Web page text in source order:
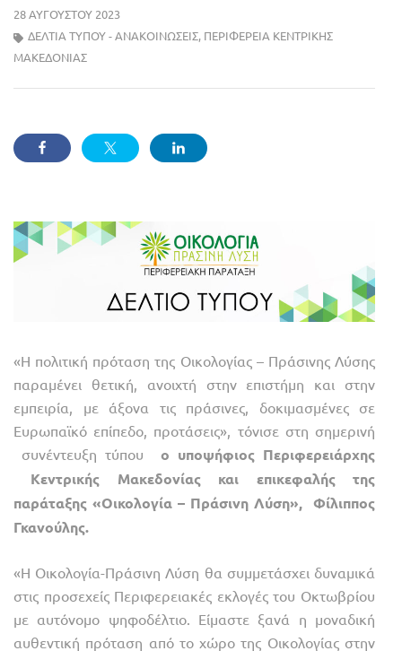
28 ΑΥΓΟΎΣΤΟΥ 2023
ΔΕΛΤΊΑ ΤΎΠΟΥ - ΑΝΑΚΟΙΝΏΣΕΙΣ, ΠΕΡΙΦΈΡΕΙΑ ΚΕΝΤΡΙΚΉΣ
ΜΑΚΕΔΟΝΊΑΣ
«Η πολιτική πρόταση της Οικολογίας – Πράσινης Λύσης
παραμένει θετική, ανοιχτή στην επιστήμη και στην
εμπειρία, με άξονα τις πράσινες, δοκιμασμένες σε
Ευρωπαϊκό επίπεδο, προτάσεις», τόνισε στη σημερινή
συνέντευξη τύπου ο υποψήφιος Περιφερειάρχης
Κεντρικής Μακεδονίας και επικεφαλής της
παράταξης «Οικολογία – Πράσινη Λύση», Φίλιππος
Γκανούλης.
«Η Οικολογία-Πράσινη Λύση θα συμμετάσχει δυναμικά
στις προσεχείς Περιφερειακές εκλογές του Οκτωβρίου
με αυτόνομο ψηφοδέλτιο. Είμαστε ξανά η μοναδική
αυθεντική πρόταση από το χώρο της Οικολογίας στην